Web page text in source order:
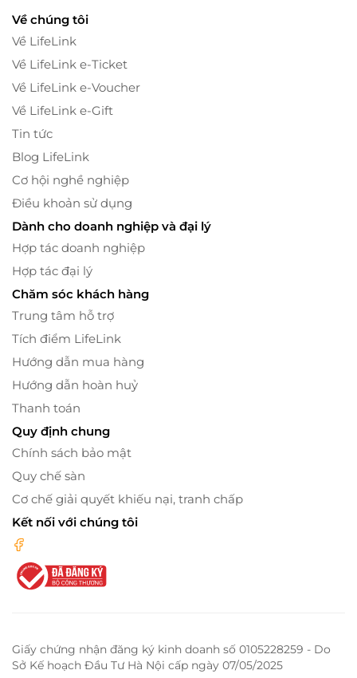
Về chúng tôi
Về LifeLink
Về LifeLink e-Ticket
Về LifeLink e-Voucher
Về LifeLink e-Gift
Tin tức
Blog LifeLink
Cơ hội nghề nghiệp
Điều khoản sử dụng
Dành cho doanh nghiệp và đại lý
Hợp tác doanh nghiệp
Hợp tác đại lý
Chăm sóc khách hàng
Trung tâm hỗ trợ
Tích điểm LifeLink
Hướng dẫn mua hàng
Hướng dẫn hoàn huỷ
Thanh toán
Quy định chung
Chính sách bảo mật
Quy chế sàn
Cơ chế giải quyết khiếu nại, tranh chấp
Kết nối với chúng tôi
Giấy chứng nhận đăng ký kinh doanh số 0105228259 - Do
Sở Kế hoạch Đầu Tư Hà Nội cấp ngày 07/05/2025